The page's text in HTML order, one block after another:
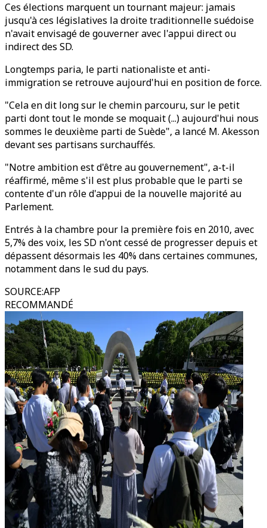
Ces élections marquent un tournant majeur: jamais
jusqu'à ces législatives la droite traditionnelle suédoise
n'avait envisagé de gouverner avec l'appui direct ou
indirect des SD.
Longtemps paria, le parti nationaliste et anti-
immigration se retrouve aujourd'hui en position de force.
"Cela en dit long sur le chemin parcouru, sur le petit
parti dont tout le monde se moquait (...) aujourd'hui nous
sommes le deuxième parti de Suède", a lancé M. Akesson
devant ses partisans surchauffés.
"Notre ambition est d'être au gouvernement", a-t-il
réaffirmé, même s'il est plus probable que le parti se
contente d'un rôle d'appui de la nouvelle majorité au
Parlement.
Entrés à la chambre pour la première fois en 2010, avec
5,7% des voix, les SD n'ont cessé de progresser depuis et
dépassent désormais les 40% dans certaines communes,
notamment dans le sud du pays.
SOURCE:AFP
RECOMMANDÉ